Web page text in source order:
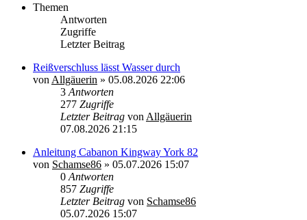
Themen
Antworten
Zugriffe
Letzter Beitrag
Reißverschluss lässt Wasser durch
von Allgäuerin » 05.08.2026 22:06
3 Antworten
277 Zugriffe
Letzter Beitrag von Allgäuerin
07.08.2026 21:15
Anleitung Cabanon Kingway York 82
von Schamse86 » 05.07.2026 15:07
0 Antworten
857 Zugriffe
Letzter Beitrag von Schamse86
05.07.2026 15:07